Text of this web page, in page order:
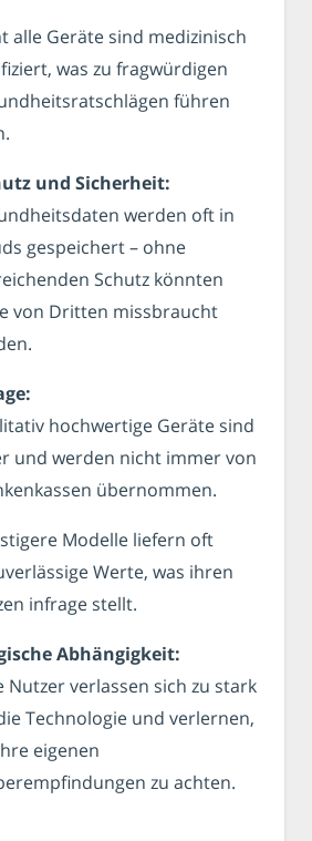
alle Geräte sind medizinisch
was zu fragwürdigen
führen
und Sicherheit:
werden oft in
gespeichert – ohne
Schutz könnten
von Dritten missbraucht
hochwertige Geräte sind
und werden nicht immer von
übernommen.
Modelle liefern oft
Werte, was ihren
infrage stellt.
Abhängigkeit:
Nutzer verlassen sich zu stark
Technologie und verlernen,
eigenen
zu achten.